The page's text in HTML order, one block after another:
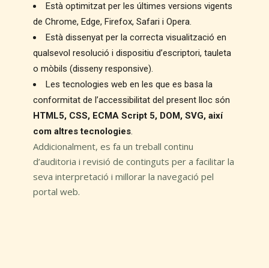
Està optimitzat per les últimes versions vigents
de Chrome, Edge, Firefox, Safari i Opera.
Està dissenyat per la correcta visualització en
qualsevol resolució i dispositiu d’escriptori, tauleta
o mòbils (disseny responsive).
Les tecnologies web en les que es basa la
conformitat de l’accessibilitat del present lloc són
HTML5, CSS, ECMA Script 5, DOM, SVG, així
com altres tecnologies.
Addicionalment, es fa un treball continu
d’auditoria i revisió de continguts per a facilitar la
seva interpretació i millorar la navegació pel
portal web.